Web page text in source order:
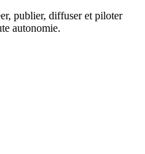
publier, diffuser et piloter
autonomie.